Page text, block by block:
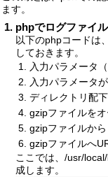
ます。
phpでログファイ
以下のphpコードは
しておきます。
入力パラメータ
入力パラメータ
ディレクトリ配
gzipファイルを
gzipファイルか
gzipファイルへ
ここでは、/usr/
成します。